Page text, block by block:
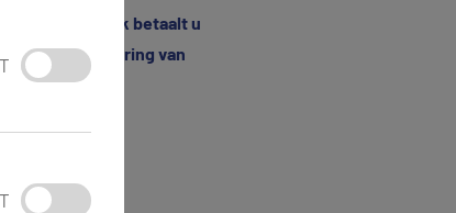
dat is. Ook betaalt u
en levering van